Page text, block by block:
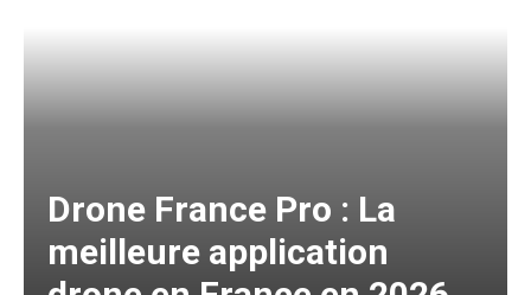
Drone France Pro : La
meilleure application